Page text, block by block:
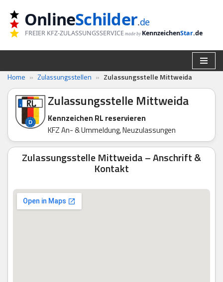
Zum
Inhalt
springen
OnlineSchilder.de
FREIER KFZ-ZULASSUNGSSERVICE made by KennzeichenStar.de
Home » Zulassungsstellen » Zulassungsstelle Mittweida
Zulassungsstelle Mittweida
Kennzeichen RL reservieren
KFZ An- & Ummeldung, Neuzulassungen
Zulassungsstelle Mittweida – Anschrift &
Kontakt